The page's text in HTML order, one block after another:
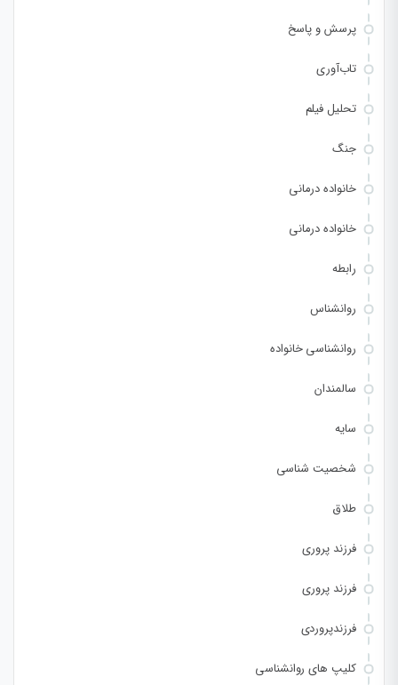
پرسش و پاسخ
تاب‌آوری
تحلیل فیلم
جنگ
خانواده درمانی
خانواده درمانی
رابطه
روانشناس
روانشناسی خانواده
سالمندان
سایه
شخصیت شناسی
طلاق
فرزند پروری
فرزند پروری
فرزندپروردی
کلیپ های روانشناسی